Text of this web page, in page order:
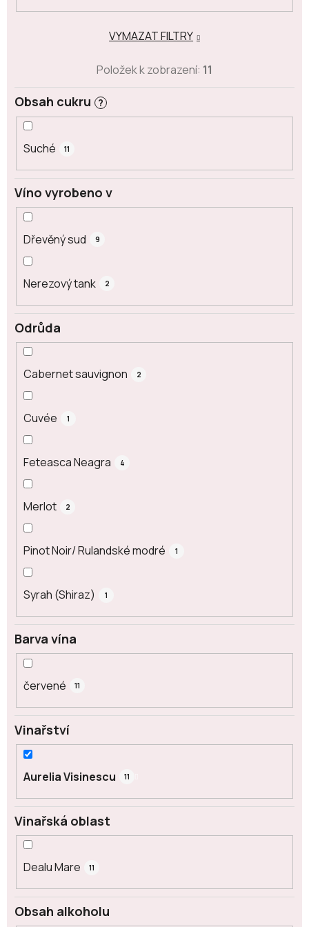
Odrůda
Cabernet sauvignon 2
Cuvée 1
Feteasca Neagra 4
Merlot 2
Pinot Noir/ Rulandské modré 1
Syrah (Shiraz) 1
Barva vína
červené 11
Vinařství
Aurelia Visinescu 11
Obsah cukru ?
Suché 11
Vinařská oblast
Dealu Mare 11
Víno vyrobeno v
Dřevěný sud 9
Nerezový tank 2
Obsah alkoholu
VYMAZAT FILTRY
Položek k zobrazení: 11